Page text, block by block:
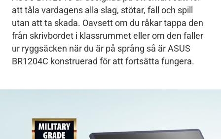
att tåla vardagens alla slag, stötar, fall och spill
utan att ta skada. Oavsett om du råkar tappa den
från skrivbordet i klassrummet eller om den faller
ur ryggsäcken när du är på språng så är ASUS
BR1204C konstruerad för att fortsätta fungera.